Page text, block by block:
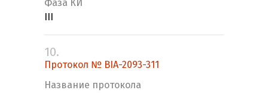
Фаза КИ
10.
Протокол № BIA-2093-311
Название протокола